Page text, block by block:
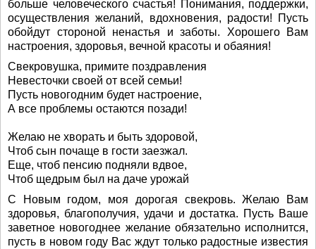
больше человеческого счастья! Понимания, поддержки,
осуществления желаний, вдохновения, радости! Пусть
обойдут стороной ненастья и заботы. Хорошего Вам
настроения, здоровья, вечной красоты и обаяния!
Свекровушка, примите поздравления
Невесточки своей от всей семьи!
Пусть новогодним будет настроение,
А все проблемы остаются позади!
Желаю не хворать и быть здоровой,
Чтоб сын почаще в гости заезжал.
Еще, чтоб пенсию подняли вдвое,
Чтоб щедрым был на даче урожай
С Новым годом, моя дорогая свекровь. Желаю Вам
здоровья, благополучия, удачи и достатка. Пусть Ваше
заветное новогоднее желание обязательно исполнится,
пусть в новом году Вас ждут только радостные известия